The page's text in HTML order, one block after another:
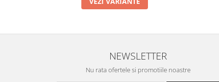
NEWSLETTER
Nu rata ofertele si promotiile noastre